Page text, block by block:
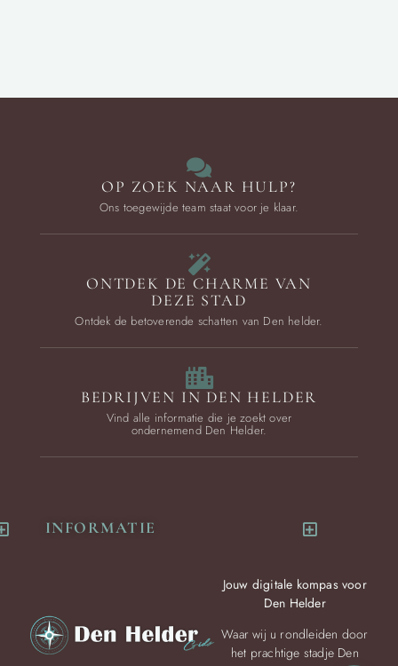
OP ZOEK NAAR HULP?
Ons toegewijde team staat voor je klaar.
ONTDEK DE CHARME VAN
DEZE STAD
Ontdek de betoverende schatten van Den helder.
BEDRIJVEN IN DEN HELDER
Vind alle informatie die je zoekt over
ondernemend Den Helder.
INFORMATIE
Jouw digitale kompas voor
Den Helder
Waar wij u rondleiden door
het prachtige stadje Den